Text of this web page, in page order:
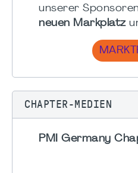
unserer
neuen Markplatz
CHAPTER-MEDIEN
PMI Germany